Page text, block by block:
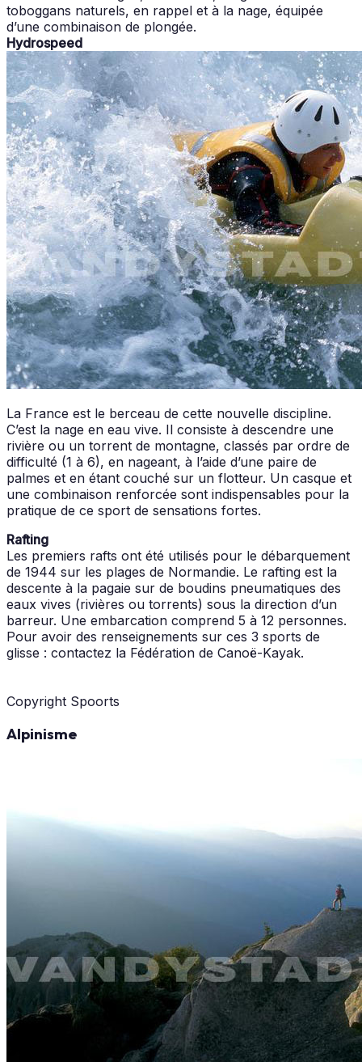
toboggans naturels, en rappel et à la nage, équipée
d’une combinaison de plongée.
Hydrospeed
La France est le berceau de cette nouvelle discipline.
C’est la nage en eau vive. Il consiste à descendre une
rivière ou un torrent de montagne, classés par ordre de
difficulté (1 à 6), en nageant, à l’aide d’une paire de
palmes et en étant couché sur un flotteur. Un casque et
une combinaison renforcée sont indispensables pour la
pratique de ce sport de sensations fortes.
Rafting
Les premiers rafts ont été utilisés pour le débarquement
de 1944 sur les plages de Normandie. Le rafting est la
descente à la pagaie sur de boudins pneumatiques des
eaux vives (rivières ou torrents) sous la direction d’un
barreur. Une embarcation comprend 5 à 12 personnes.
Pour avoir des renseignements sur ces 3 sports de
glisse : contactez la Fédération de Canoë-Kayak.
Copyright Spoorts
Alpinisme